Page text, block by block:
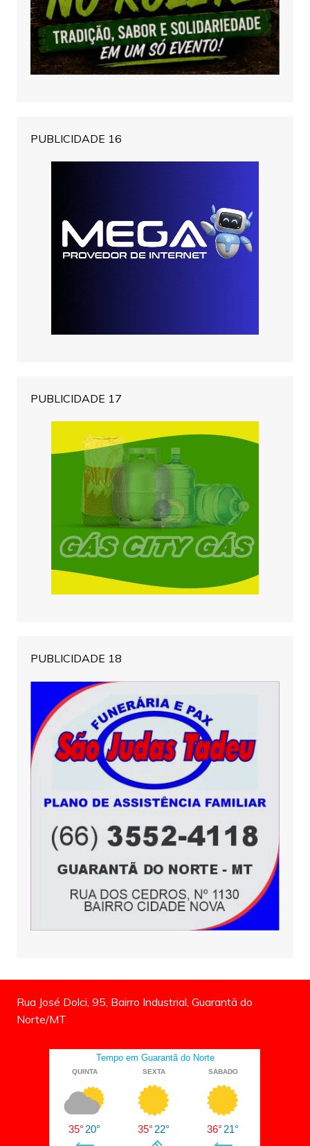
PUBLICIDADE 16
PUBLICIDADE 17
PUBLICIDADE 18
Rua José Dolci, 95, Bairro Industrial, Guarantã do
Norte/MT